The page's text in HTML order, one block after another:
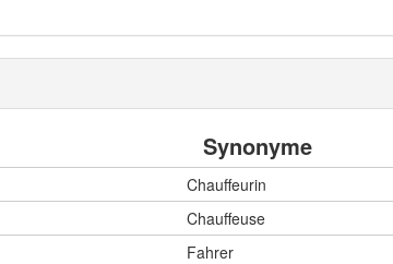
Synonyme
Chauffeurin
Chauffeuse
Fahrer